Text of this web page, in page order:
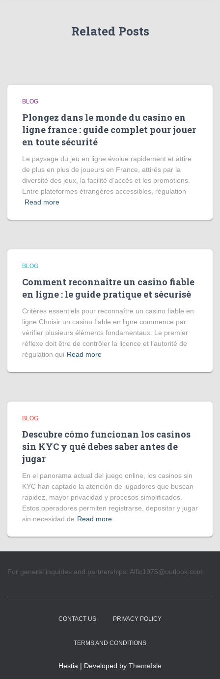
Related Posts
BLOG
Plongez dans le monde du casino en
ligne france : guide complet pour jouer
en toute sécurité
Le paysage du jeu en ligne évolue rapidement et attire
de plus en plus de joueurs en France, attirés par la
diversité des jeux, la facilité d’accès et les promotions.
Entre plateformes étrangères accessibles, régulation
Read more
BLOG
Comment reconnaître un casino fiable
en ligne : le guide pratique et sécurisé
Critères essentiels pour reconnaître un casino fiable en
ligne Choisir un casino fiable en ligne commence par
vérifier plusieurs éléments fondamentaux. Le premier
réflexe doit être de contrôler la licence et l’autorité de
régulation qui Read more
BLOG
Descubre cómo funcionan los casinos
sin KYC y qué debes saber antes de
jugar
En el panorama actual del juego online, los casinos sin
KYC han captado la atención de jugadores que buscan
rapidez, mayor privacidad y procesos simplificados.
Estos operadores permiten registrarse, depositar y jugar
sin necesidad de Read more
For general inquiries and partnerships: Alfic1975@outlook.com
CONTACT US PRIVACY POLICY
TERMS AND CONDITIONS
Hestia | Developed by ThemeIsle